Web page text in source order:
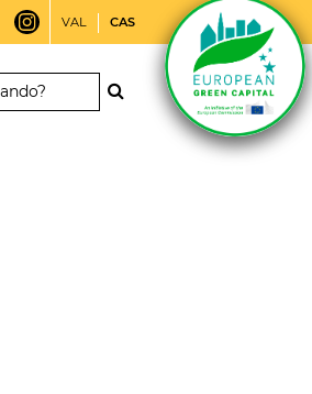
VAL CAS